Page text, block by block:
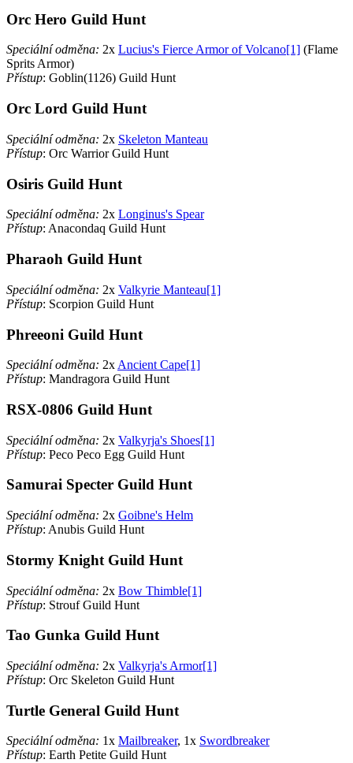
Orc Hero Guild Hunt
Speciální odměna: 2x Lucius's Fierce Armor of Volcano[1] (Flame
Sprits Armor)
Přístup: Goblin(1126) Guild Hunt
Orc Lord Guild Hunt
Speciální odměna: 2x Skeleton Manteau
Přístup: Orc Warrior Guild Hunt
Osiris Guild Hunt
Speciální odměna: 2x Longinus's Spear
Přístup: Anacondaq Guild Hunt
Pharaoh Guild Hunt
Speciální odměna: 2x Valkyrie Manteau[1]
Přístup: Scorpion Guild Hunt
Phreeoni Guild Hunt
Speciální odměna: 2x Ancient Cape[1]
Přístup: Mandragora Guild Hunt
RSX-0806 Guild Hunt
Speciální odměna: 2x Valkyrja's Shoes[1]
Přístup: Peco Peco Egg Guild Hunt
Samurai Specter Guild Hunt
Speciální odměna: 2x Goibne's Helm
Přístup: Anubis Guild Hunt
Stormy Knight Guild Hunt
Speciální odměna: 2x Bow Thimble[1]
Přístup: Strouf Guild Hunt
Tao Gunka Guild Hunt
Speciální odměna: 2x Valkyrja's Armor[1]
Přístup: Orc Skeleton Guild Hunt
Turtle General Guild Hunt
Speciální odměna: 1x Mailbreaker, 1x Swordbreaker
Přístup: Earth Petite Guild Hunt